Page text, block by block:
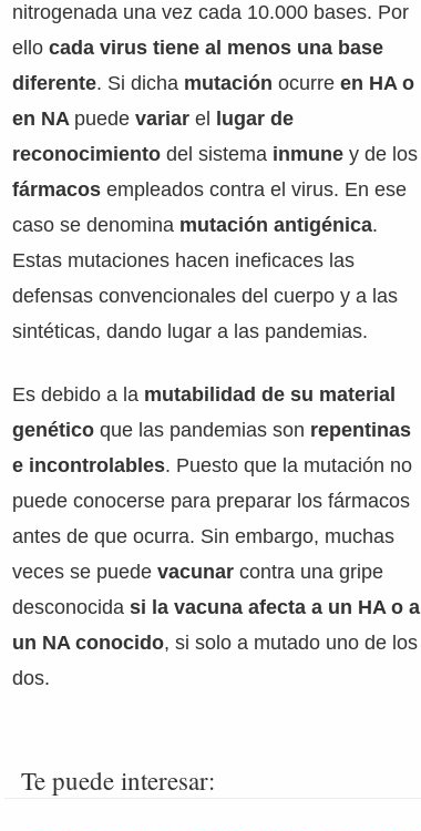
nitrogenada una vez cada 10.000 bases. Por
ellocada virus tiene al menos una base
diferente. Si dicha mutaciónocurreen HA o
en NA puedevariarel
lugar de
reconocimientodel sistema inmuney de los
fármacosempleados contra el virus. En ese
caso se denomina mutación antigénica.
Estas mutaciones hacen ineficaces las
defensas convencionales del cuerpo y a las
sintéticas, dando lugar a las pandemias.
Es debido a la mutabilidad de su material
genéticoque las pandemias son repentinas
e incontrolables. Puesto que la mutación no
puede conocerse para preparar los fármacos
antes de que ocurra. Sin embargo, muchas
veces se puedevacunarcontra una gripe
desconocidasi la vacuna afecta a un HA o a
un NA conocido, si solo a mutado uno de los
dos.
Te puede interesar: